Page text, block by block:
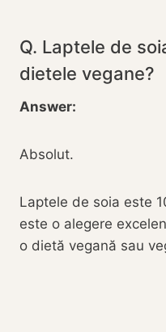
Q. Laptele de
dietele vegane?
Answer:
Absolut.
Laptele de soia este
este o alegere
o dietă vegană sau